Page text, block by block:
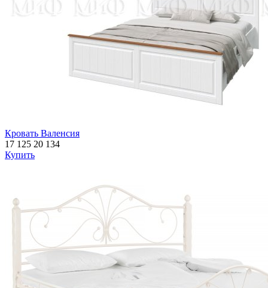
Кровать Валенсия
17 125 20 134
Купить